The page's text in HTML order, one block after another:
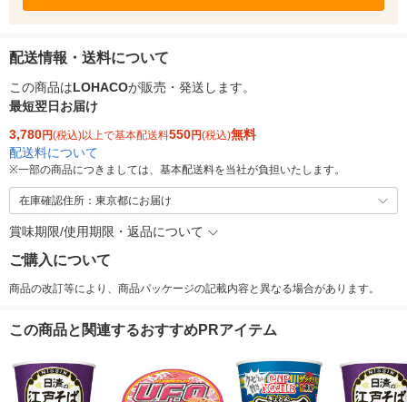
配送情報・送料について
この商品はLOHACOが販売・発送します。
最短翌日お届け
3,780円(税込)以上で基本配送料550円(税込)無料
配送料について
※一部の商品につきましては、基本配送料を当社が負担いたします。
在庫確認住所：東京都にお届け
賞味期限/使用期限・返品について
ご購入について
商品の改訂等により、商品パッケージの記載内容と異なる場合があります。
この商品と関連するおすすめPRアイテム